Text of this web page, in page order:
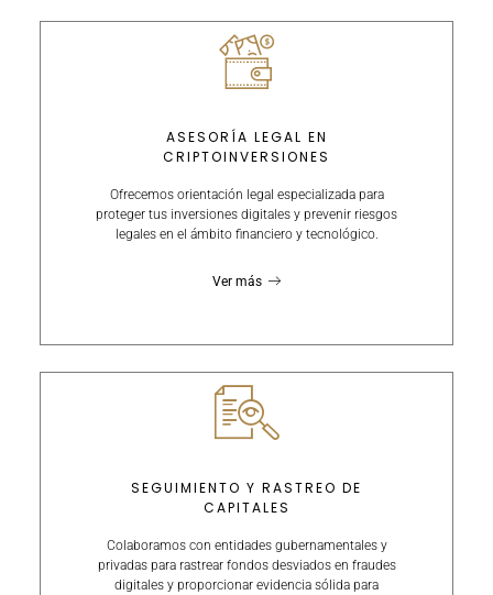
ASESORÍA LEGAL EN
CRIPTOINVERSIONES
Ofrecemos orientación legal especializada para
proteger tus inversiones digitales y prevenir riesgos
legales en el ámbito financiero y tecnológico.
Ver más
SEGUIMIENTO Y RASTREO DE
CAPITALES
Colaboramos con entidades gubernamentales y
privadas para rastrear fondos desviados en fraudes
digitales y proporcionar evidencia sólida para